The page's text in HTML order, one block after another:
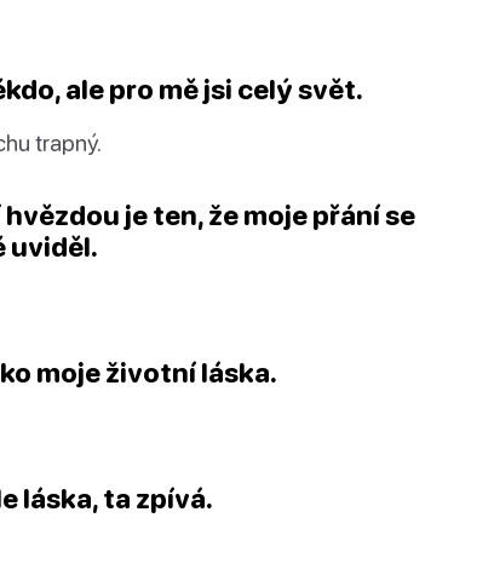
ale pro mě jsi celý svět.
trapný.
je ten, že moje přání se
uviděl.
moje životní láska.
láska, ta zpívá.